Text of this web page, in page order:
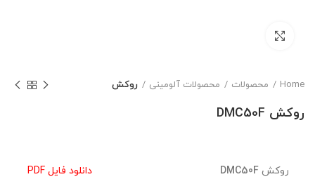
Home محصولات محصولات آلومینی روکش
روکش DMC50F
روکشDMC50F دانلود فایل PDF